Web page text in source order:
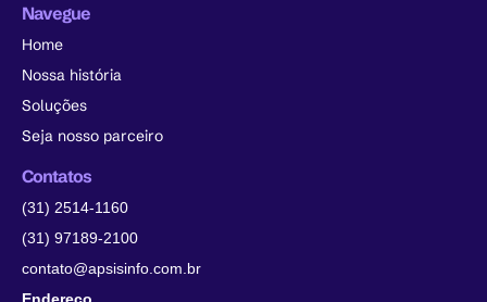
Navegue
Home
Nossa história
Soluções
Seja nosso parceiro
Contatos
(31) 2514-1160
(31) 97189-2100
contato@apsisinfo.com.br
Endereço